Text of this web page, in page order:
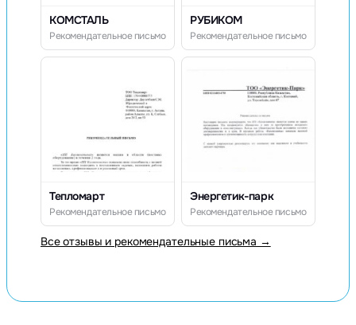
КОМСТАЛЬ
Рекомендательное письмо
РУБИКОМ
Рекомендательное письмо
Тепломарт
Рекомендательное письмо
Энергетик-парк
Рекомендательное письмо
Все отзывы и рекомендательные письма →